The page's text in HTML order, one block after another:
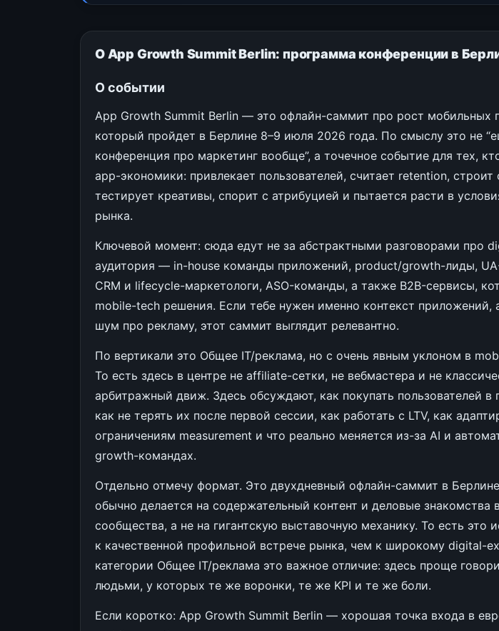
О App Growth Summit Berlin: программа конференции в
О событии
App Growth Summit Berlin — это офлайн-саммит про рост мобильных
который пройдет в Берлине 8–9 июля 2026 года. По смыслу это не
конференция про маркетинг вообще”, а точечное событие для тех,
app-экономики: привлекает пользователей, считает retention, строит
тестирует креативы, спорит с атрибуцией и пытается расти в
рынка.
Ключевой момент: сюда едут не за абстрактными разговорами про
аудитория — in-house команды приложений, product/growth-лиды,
CRM и lifecycle-маркетологи, ASO-команды, а также B2B-сервисы,
mobile-tech решения. Если тебе нужен именно контекст приложений,
шум про рекламу, этот саммит выглядит релевантно.
По вертикали это Общее IT/реклама, но с очень явным уклоном в
То есть здесь в центре не affiliate-сетки, не вебмастера и не
арбитражный движ. Здесь обсуждают, как покупать пользователей в
как не терять их после первой сессии, как работать с LTV, как
ограничениям measurement и что реально меняется из-за AI и
growth-командах.
Отдельно отмечу формат. Это двухдневный офлайн-саммит в
обычно делается на содержательный контент и деловые знакомства
сообщества, а не на гигантскую выставочную механику. То есть это
к качественной профильной встрече рынка, чем к широкому digital-
категории Общее IT/реклама это важное отличие: здесь проще
людьми, у которых те же воронки, те же KPI и те же боли.
Если коротко: App Growth Summit Berlin — хорошая точка входа в